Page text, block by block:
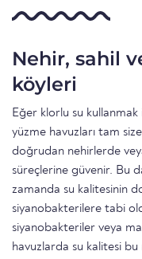
Nehir, sahil
köyleri
Eğer klorlu su
yüzme havuzları tam
doğrudan nehirlerde
süreçlerine güvenir. Bu
zamanda su kalitesinin
siyanobakterilere tabi
siyanobakteriler veya
havuzlarda su kalitesi